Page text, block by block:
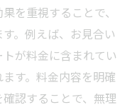
を重視することで、
。例えば、お見合い
が料金に含まれてい
す。料金内容を明確
認することで、無理